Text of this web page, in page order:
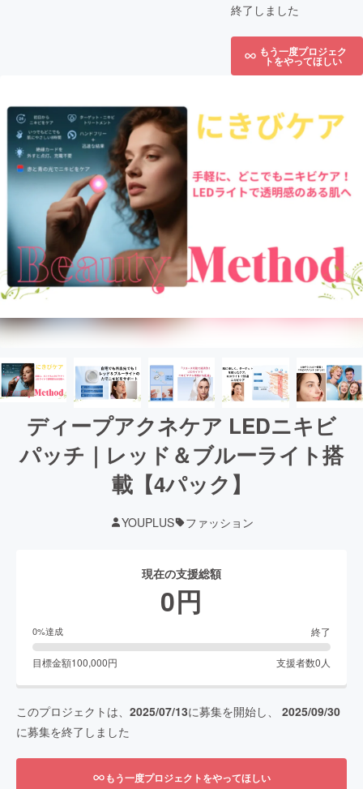
終了しました
もう一度プロジェク
トをやってほしい
ディープアクネケア LEDニキビ
パッチ｜レッド＆ブルーライト搭
載【4パック】
YOUPLUS ファッション
現在の支援総額
0円
0%達成 終了
目標金額100,000円 支援者数0 人
このプロジェクトは、 2025/07/13に募集を開始し、 2025/09/30
に募集を終了しました
もう一度プロジェクトをやってほしい